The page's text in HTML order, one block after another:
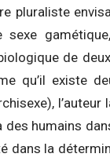
pluraliste
de
qu’il existe
humains
dans la